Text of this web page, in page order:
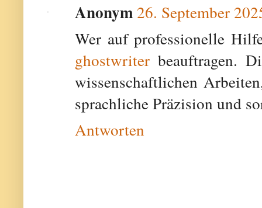
Anonym 26. September
Wer auf professionelle
ghostwriter beauftragen.
wissenschaftlichen
sprachliche Präzision und
Antworten